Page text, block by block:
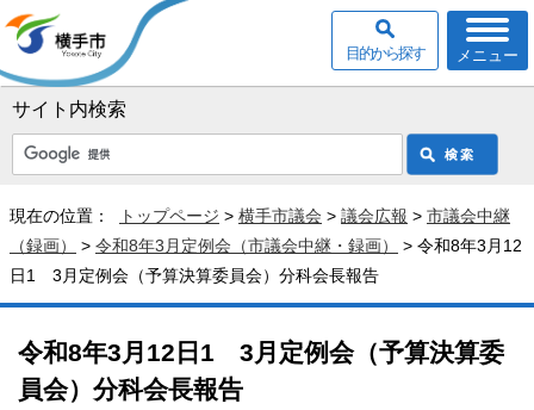
サイト内検索
メニュー
目的から探す
現在の位置： トップページ > 横手市議会 > 議会広報 > 市議会中継
（録画）
> 令和8年3月定例会（市議会中継・録画）
> 令和8年3月12
日1 3月定例会（予算決算委員会）分科会長報告
令和8年3月12日1 3月定例会（予算決算委
員会）分科会長報告